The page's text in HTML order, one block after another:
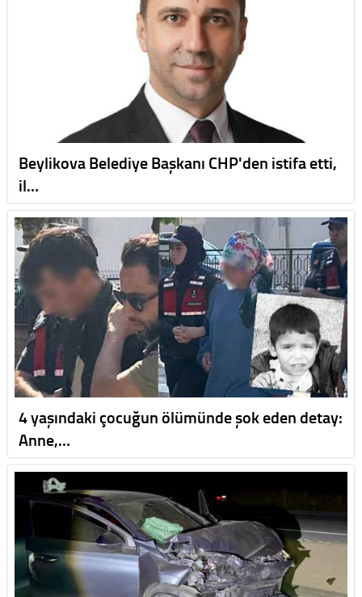
Beylikova Belediye Başkanı CHP'den istifa etti,
il…
4 yaşındaki çocuğun ölümünde şok eden detay:
Anne,…